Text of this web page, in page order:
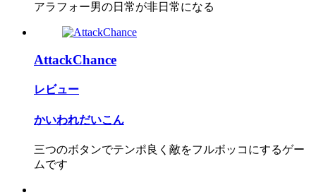
アラフォー男の日常が非日常になる
AttackChance
レビュー
かいわれだいこん
三つのボタンでテンポ良く敵をフルボッコにするゲー
ムです